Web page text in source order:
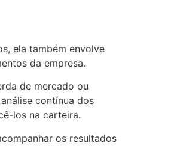
ela também envolve
da empresa.
de mercado ou
contínua dos
los na carteira.
os resultados